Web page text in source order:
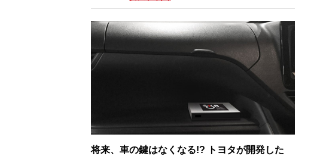
将来、車の鍵はなくなる!? トヨタが開発した